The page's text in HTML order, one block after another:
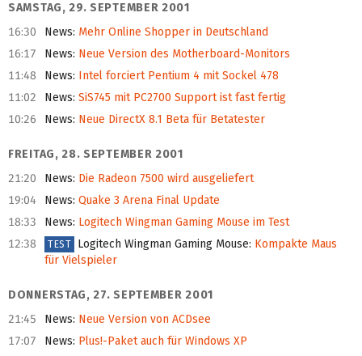
SAMSTAG, 29. SEPTEMBER 2001
16:30
News: Mehr Online Shopper in Deutschland
16:17
News: Neue Version des Motherboard-Monitors
11:48
News: Intel forciert Pentium 4 mit Sockel 478
11:02
News: SiS745 mit PC2700 Support ist fast fertig
10:26
News: Neue DirectX 8.1 Beta für Betatester
FREITAG, 28. SEPTEMBER 2001
21:20
News: Die Radeon 7500 wird ausgeliefert
19:04
News: Quake 3 Arena Final Update
18:33
News: Logitech Wingman Gaming Mouse im Test
12:38
TEST Logitech Wingman Gaming Mouse: Kompakte Maus
für Vielspieler
DONNERSTAG, 27. SEPTEMBER 2001
21:45
News: Neue Version von ACDsee
17:07
News: Plus!-Paket auch für Windows XP